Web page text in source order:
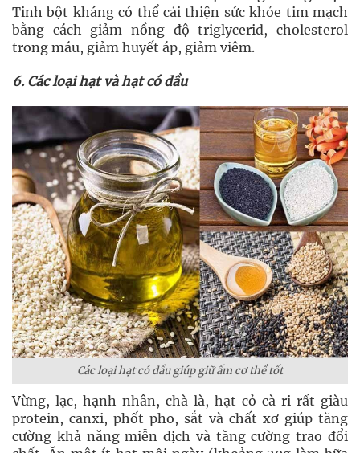
Tinh bột kháng có thể cải thiện sức khỏe tim mạch
bằng cách giảm nồng độ triglycerid, cholesterol
trong máu, giảm huyết áp, giảm viêm.
6. Các loại hạt và hạt có dầu
Các loại hạt có dầu giúp giữ ấm cơ thể tốt
Vừng, lạc, hạnh nhân, chà là, hạt cỏ cà ri rất giàu
protein, canxi, phốt pho, sắt và chất xơ giúp tăng
cường khả năng miễn dịch và tăng cường trao đổi